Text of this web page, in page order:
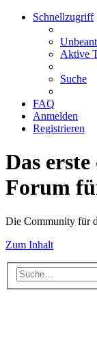
Schnellzugriff
Aktive
Suche
FAQ
Anmelden
Registrieren
Das
Forum
Die Community für
Zum Inhalt